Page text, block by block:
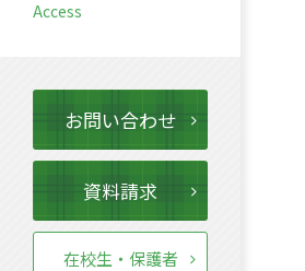
お問い合わせ
資料請求
在校生・保護者